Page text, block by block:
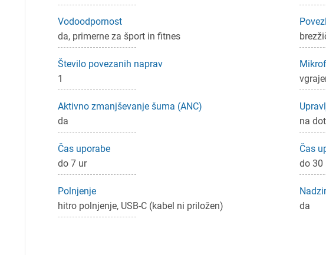
Vodoodpornost
da, primerne za šport in fitnes
Število povezanih naprav
1
Aktivno zmanjševanje šuma (ANC)
da
na
Čas uporabe
do 7 ur
Čas
do 30
Polnjenje
hitro polnjenje, USB-C (kabel ni priložen)
da